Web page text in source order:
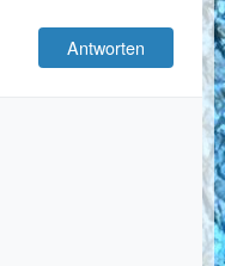
Antworten